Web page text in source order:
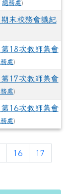
總務處)
末校務會議紀
18次教師集會
處)
17次教師集會
處)
16次教師集會
處)
16 17